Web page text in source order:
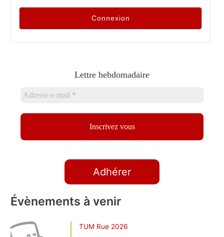
Lettre hebdomadaire
Adhérer
Évènements à venir
TUM Rue 2026